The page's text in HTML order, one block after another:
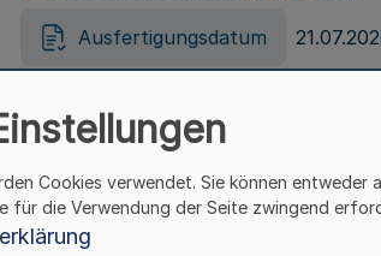
Ausfertigungsdatum
Gesetz zur Vermeidung von
Ausfertigungsdatum
Cookies verwendet. Sie können entweder
für die Verwendung der Seite zwingend